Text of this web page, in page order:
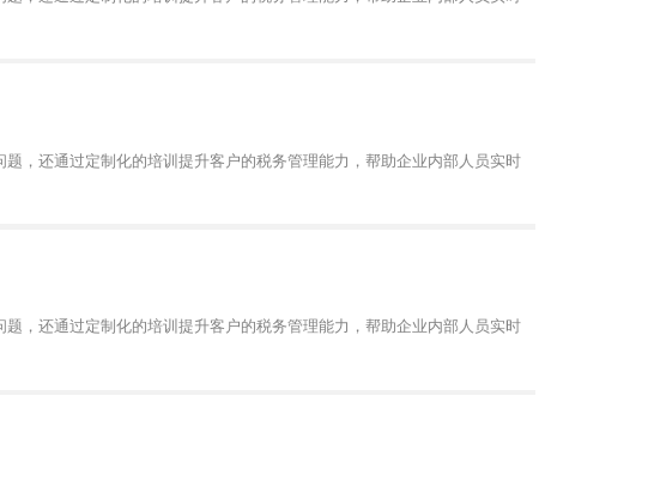
，还通过定制化的培训提升客户的税务管理能力，帮助企业内部人员实时
，还通过定制化的培训提升客户的税务管理能力，帮助企业内部人员实时